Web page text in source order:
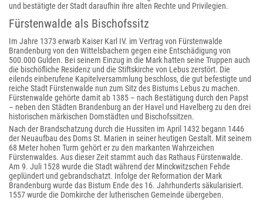
und bestätigte der Stadt daraufhin ihre alten Rechte und Privilegien.
Fürstenwalde als Bischofssitz
Im Jahre 1373 erwarb Kaiser Karl IV. im Vertrag von Fürstenwalde
Brandenburg von den Wittelsbachern gegen eine Entschädigung von
500.000 Gulden. Bei seinem Einzug in die Mark hatten seine Truppen auch
die bischöfliche Residenz und die Stiftskirche von Lebus zerstört. Die
eilends einberufene Kapitelversammlung beschloss, die gut befestigte und
reiche Stadt Fürstenwalde nun zum Sitz des Bistums Lebus zu machen.
Fürstenwalde gehörte damit ab 1385 – nach Bestätigung durch den Papst
– neben den Städten Brandenburg an der Havel und Havelberg zu den drei
historischen märkischen Domstädten und Bischofssitzen.
Nach der Brandschatzung durch die Hussiten im April 1432 begann 1446
der Neuaufbau des Doms St. Marien in seiner heutigen Gestalt. Mit seinem
68 Meter hohen Turm gehört er zu den markanten Wahrzeichen
Fürstenwaldes. Aus dieser Zeit stammt auch das Rathaus Fürstenwalde.
Am 9. Juli 1528 wurde die Stadt während der Minckwitzschen Fehde
geplündert und gebrandschatzt. Infolge der Reformation der Mark
Brandenburg wurde das Bistum Ende des 16. Jahrhunderts säkularisiert.
1557 wurde die Domkirche der lutherischen Gemeinde übergeben.